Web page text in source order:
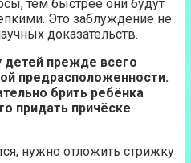
тем быстрее они будут
Это заблуждение не
доказательств.
детей прежде всего
предрасположенности.
брить ребёнка
придать причёске
нужно отложить стрижку